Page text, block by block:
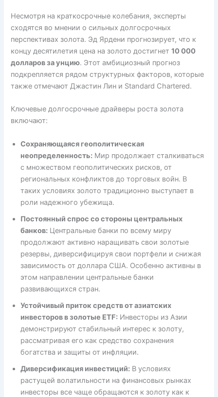
Несмотря на краткосрочные колебания, эксперты
сходятся во мнении о сильных долгосрочных
перспективах золота. Эд Ярдени прогнозирует, что к
концу десятилетия цена на золото достигнет10 000
долларов за унцию. Этот амбициозный прогноз
подкрепляется рядом структурных факторов, которые
также отмечают Джастин Лин и Standard Chartered.
Ключевые долгосрочные драйверы роста золота
включают:
Сохраняющаяся геополитическая
неопределенность: Мир продолжает сталкиваться
с множеством геополитических рисков, от
региональных конфликтов до торговых войн. В
таких условиях золото традиционно выступает в
роли надежного убежища.
Постоянный спрос со стороны центральных
банков: Центральные банки по всему миру
продолжают активно наращивать свои золотые
резервы, диверсифицируя свои портфели и снижая
зависимость от доллара США. Особенно активны в
этом направлении центральные банки
развивающихся стран.
Устойчивый приток средств от азиатских
инвесторов в золотые ETF: Инвесторы из Азии
демонстрируют стабильный интерес к золоту,
рассматривая его как средство сохранения
богатства и защиты от инфляции.
Диверсификация инвестиций: В условиях
растущей волатильности на финансовых рынках
инвесторы все чаще обращаются к золоту как к